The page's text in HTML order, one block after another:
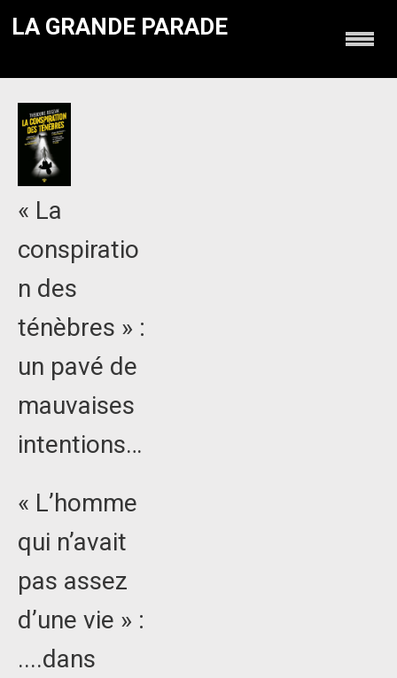
LA GRANDE PARADE
« La
conspiratio
n des
ténèbres » :
un pavé de
mauvaises
intentions…
« L’homme
qui n’avait
pas assez
d’une vie » :
....dans